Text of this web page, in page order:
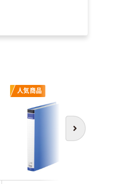
次へ
人気商品